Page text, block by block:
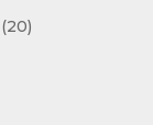
2020